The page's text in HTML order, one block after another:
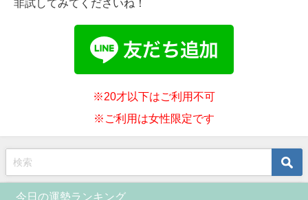
非試してみてくださいね！
※20才以下はご利用不可
※ご利用は女性限定です
今日の運勢ランキング